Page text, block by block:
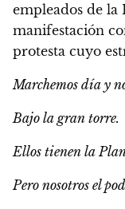
empleados de la
manifestación
protesta cuyo
Marchemos día y
Bajo la gran torre.
Ellos tienen la
Pero nosotros el